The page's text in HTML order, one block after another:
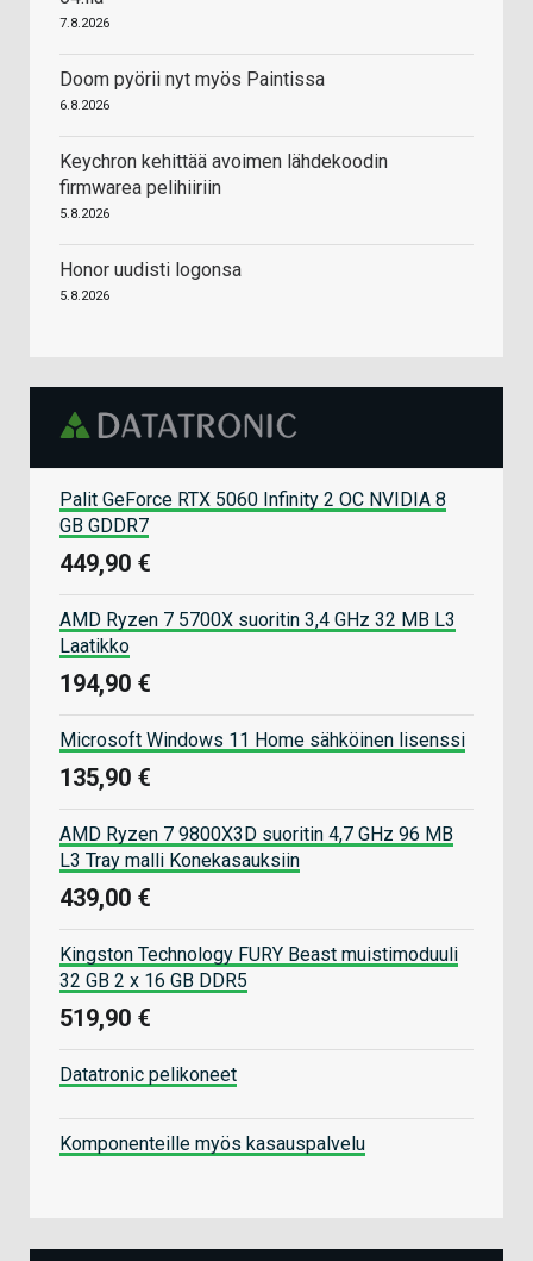
7.8.2026
Doom pyörii nyt myös Paintissa
6.8.2026
Keychron kehittää avoimen lähdekoodin
firmwarea pelihiiriin
5.8.2026
Honor uudisti logonsa
5.8.2026
Palit GeForce RTX 5060 Infinity 2 OC NVIDIA 8
GB GDDR7
449,90 €
AMD Ryzen 7 5700X suoritin 3,4 GHz 32 MB L3
Laatikko
194,90 €
Microsoft Windows 11 Home sähköinen lisenssi
135,90 €
AMD Ryzen 7 9800X3D suoritin 4,7 GHz 96 MB
L3 Tray malli Konekasauksiin
439,00 €
Kingston Technology FURY Beast muistimoduuli
32 GB 2 x 16 GB DDR5
519,90 €
Datatronic pelikoneet
Komponenteille myös kasauspalvelu